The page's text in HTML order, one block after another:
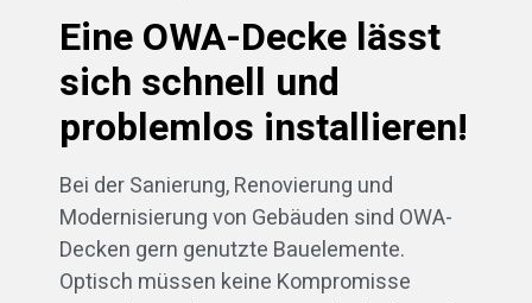
Eine OWA-Decke lässt
sich schnell und
problemlos installieren!
Bei der Sanierung, Renovierung und
Modernisierung von Gebäuden sind OWA-
Decken gern genutzte Bauelemente.
Optisch müssen keine Kompromisse